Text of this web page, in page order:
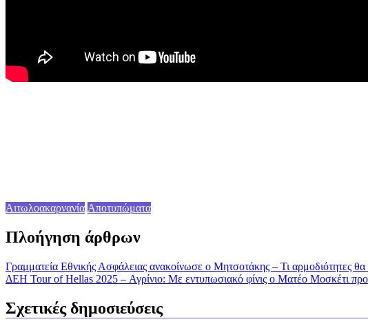
Αιτωλοακαρνανία Αποτυπώματα
Πλοήγηση άρθρων
Γραμματεία Εθνικής Ασφάλειας ανακοίνωσε ο Μητσοτάκης – Τι αρμοδιότητες θα
ΔΕΗ Tour of Hellas 2025 – Αγρίνιο: Με εντυπωσιακό φίνις ο Ματέο Μοσκέτι
Σχετικές δημοσιεύσεις